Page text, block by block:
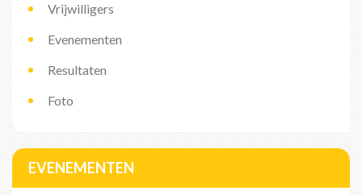
Vrijwilligers
Evenementen
Resultaten
Foto
EVENEMENTEN